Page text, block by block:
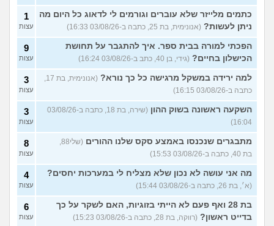
כתמים מלייזר שלא עוברים וגורמים לי לדאוג כל היום מה
ניתן לעשות? (אנונימית, בת 25, כתבה ב-03/08/26 16:33)
1
עצות
הפכתי למורה בבית ספר. איך להתגבר על תחושת
הכישלון בחיים? (גידי, בן 40, כתב ב-03/08/26 16:24)
9
עצות
למה ירידה במשקל מרגישה כל כך נורא?
כתבה ב-03/08/26 16:15)
3
עצות
השקעה ראשונה בשוק ההון
(שירה, בת 18, כתבה ב-03/08/26
16:04)
3
עצות
מתבגרים שנכנסו באמצע סקס שלנו ההורים
בת 40, כתבה ב-03/08/26 15:53)
8
עצות
מה אני עושה לא נכון שלא מצליח לי במערכות יחסים?
(א׳, בת 26, כתבה ב-03/08/26 15:44)
4
עצות
בת 28 ואף פעם לא הייתי בזוגיות, האם לשקר על כך
בדייט ראשון? (רווקה, בת 28, כתבה ב-03/08/26 15:23)
6
עצות